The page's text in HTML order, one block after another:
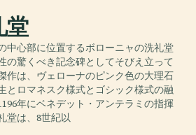
堂
中心部に位置するボローニャの洗礼堂
の驚くべき記念碑としてそびえ立って
作は、ヴェローナのピンク色の大理石
とロマネスク様式とゴシック様式の融
年にベネデット・アンテラミの指揮
堂は、8世紀以